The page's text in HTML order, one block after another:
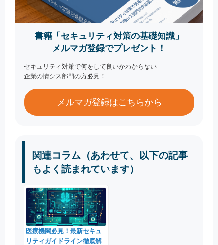
書籍「セキュリティ対策の基礎知識」
メルマガ登録でプレゼント！
セキュリティ対策で何をして良いかわからない
企業の情シス部門の方必見！
メルマガ登録はこちらから
関連コラム（あわせて、以下の記事
もよく読まれています）
医療機関必見！最新セキュ
リティガイドライン徹底解